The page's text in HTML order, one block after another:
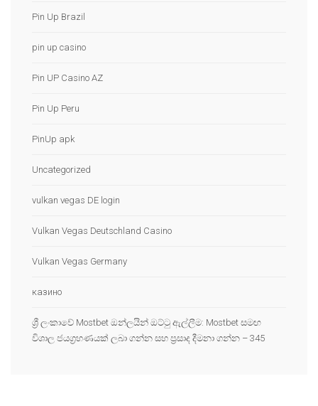
Pin Up Brazil
pin up casino
Pin UP Casino AZ
Pin Up Peru
PinUp apk
Uncategorized
vulkan vegas DE login
Vulkan Vegas Deutschland Casino
Vulkan Vegas Germany
казино
ශ්‍රී ලංකාවේ Mostbet ඔන්ලයින් ඔට්ටු ඇල්ලීම: Mostbet සමඟ
විශාල ජයග්‍රහණයක් ලබා ගන්න සහ ප්‍රසාද දීමනා ගන්න – 345